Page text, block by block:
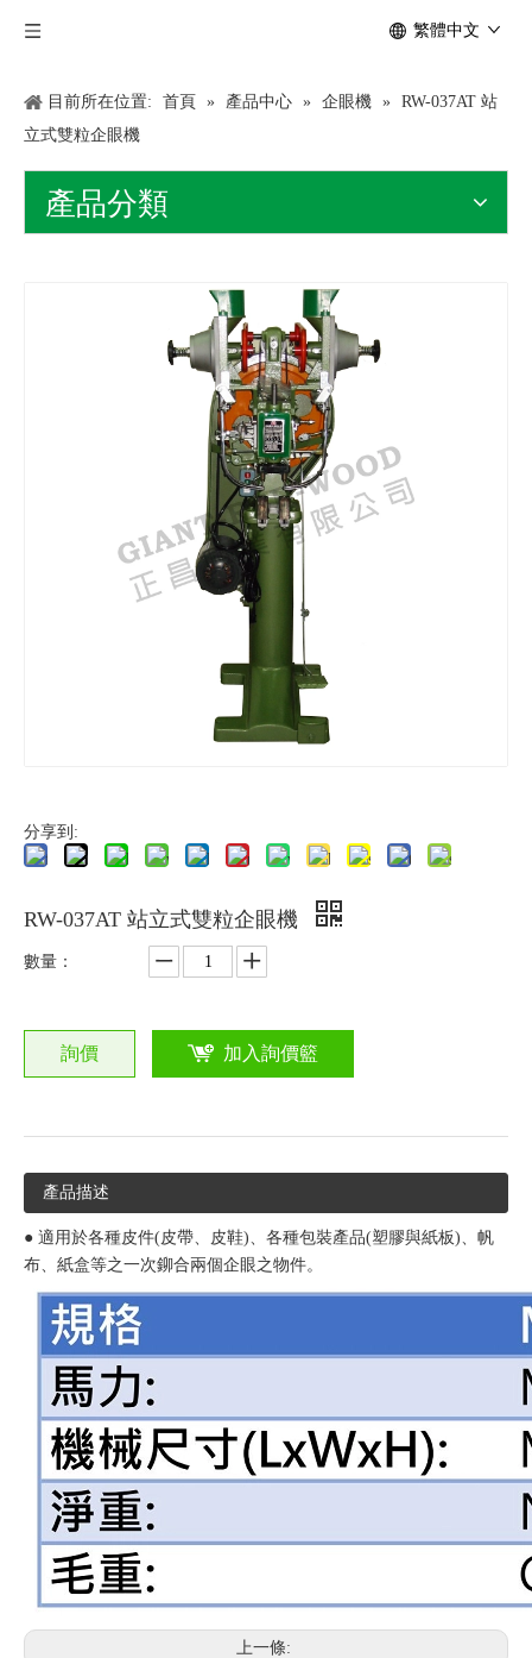
繁體中文
目前所在位置: 首頁 » 產品中心 » 企眼機 » RW-037AT 站
立式雙粒企眼機
產品分類
分享到:
RW-037AT 站立式雙粒企眼機
數量：
詢價 加入詢價籃
產品描述
● 適用於各種皮件(皮帶、皮鞋)、各種包裝產品(塑膠與紙板)、帆
布、紙盒等之一次鉚合兩個企眼之物件。
上一條: